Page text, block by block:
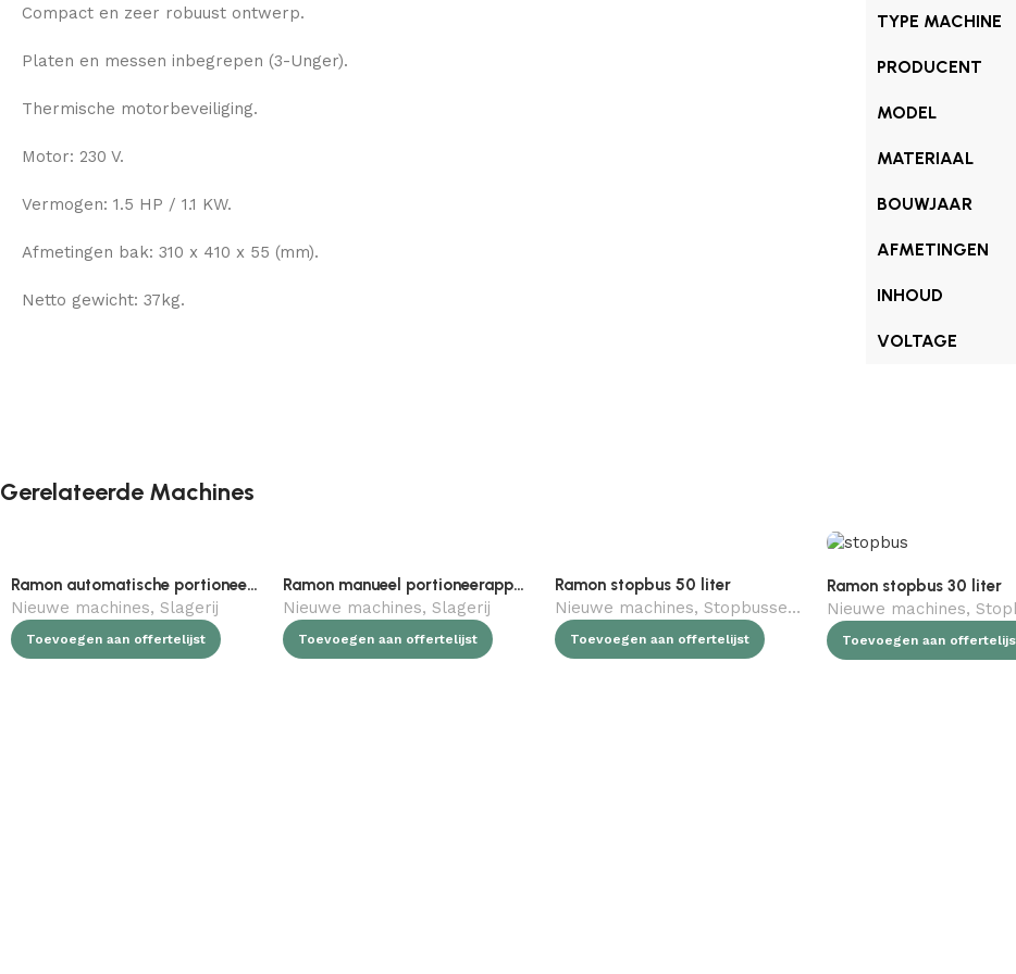
Compact en zeer robuust ontwerp.
Platen en messen inbegrepen (3-Unger).
Thermische motorbeveiliging.
Motor: 230 V.
Vermogen: 1.5 HP / 1.1 KW.
Afmetingen bak: 310 x 410 x 55 (mm).
Netto gewicht: 37kg.
TYPE MACHINE
PRODUCENT
MODEL
MATERIAAL
BOUWJAAR
AFMETINGEN
INHOUD
VOLTAGE
Gerelateerde Machines
Ramon automatische portioneerder
Nieuwe machines, Slagerij
Toevoegen aan offertelijst
Ramon manueel portioneerapparaat
Nieuwe machines, Slagerij
Toevoegen aan offertelijst
Ramon stopbus 50 liter
Nieuwe machines, Stopbussen , Slagerij
Toevoegen aan offertelijst
Ramon stopbus 30 liter
Nieuwe machines,
Toevoegen aan